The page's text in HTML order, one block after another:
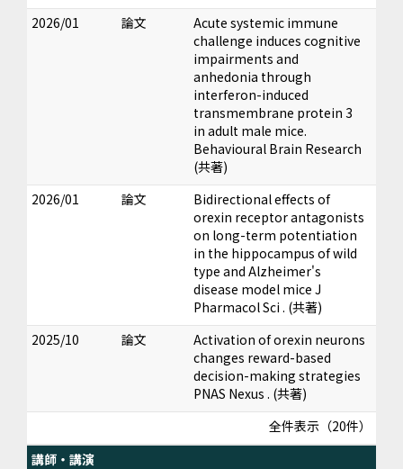
2026/01
論文
Acute systemic immune
challenge induces cognitive
impairments and
anhedonia through
interferon-induced
transmembrane protein 3
in adult male mice.
Behavioural Brain Research
(共著)
2026/01
論文
Bidirectional effects of
orexin receptor antagonists
on long-term potentiation
in the hippocampus of wild
type and Alzheimer's
disease model mice J
Pharmacol Sci . (共著)
2025/10
論文
Activation of orexin neurons
changes reward-based
decision-making strategies
PNAS Nexus . (共著)
全件表示（20件）
講師・講演